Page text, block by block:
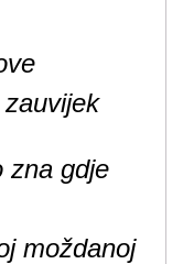
zna gdje
moždanoj